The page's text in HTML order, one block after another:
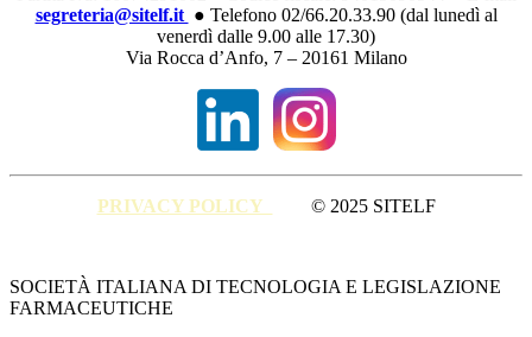
segreteria@sitelf.it ● Telefono 02/66.20.33.90 (dal lunedì al
venerdì dalle 9.00 alle 17.30)
Via Rocca d’Anfo, 7 – 20161 Milano
PRIVACY POLICY © 2025 SITELF
Close
Menu
SOCIETÀ ITALIANA DI TECNOLOGIA E LEGISLAZIONE
FARMACEUTICHE